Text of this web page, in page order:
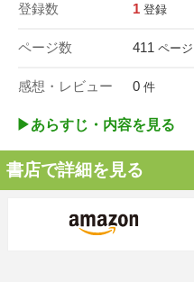
登録数 1 登録
ページ数 411 ページ
感想・レビュー 0 件
▶︎あらすじ・内容を見る
書店で詳細を見る